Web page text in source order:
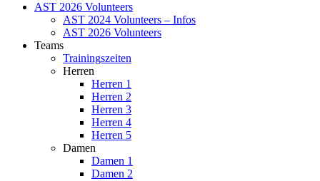
AST 2026 Volunteers
AST 2024 Volunteers – Infos
AST 2026 Volunteers
Teams
Trainingszeiten
Herren
Herren 1
Herren 2
Herren 3
Herren 4
Herren 5
Damen
Damen 1
Damen 2